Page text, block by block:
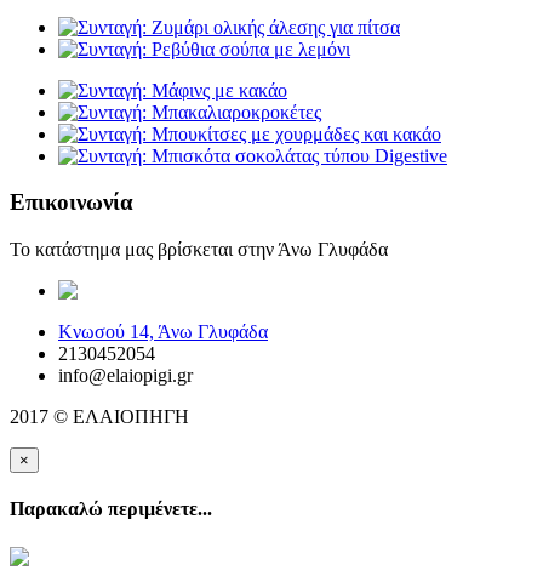
Επικοινωνία
Το κατάστημα μας βρίσκεται στην Άνω Γλυφάδα
Κνωσού 14, Άνω Γλυφάδα
2130452054
info@elaiopigi.gr
2017 © ΕΛΑΙΟΠΗΓΗ
×
Παρακαλώ περιμένετε...